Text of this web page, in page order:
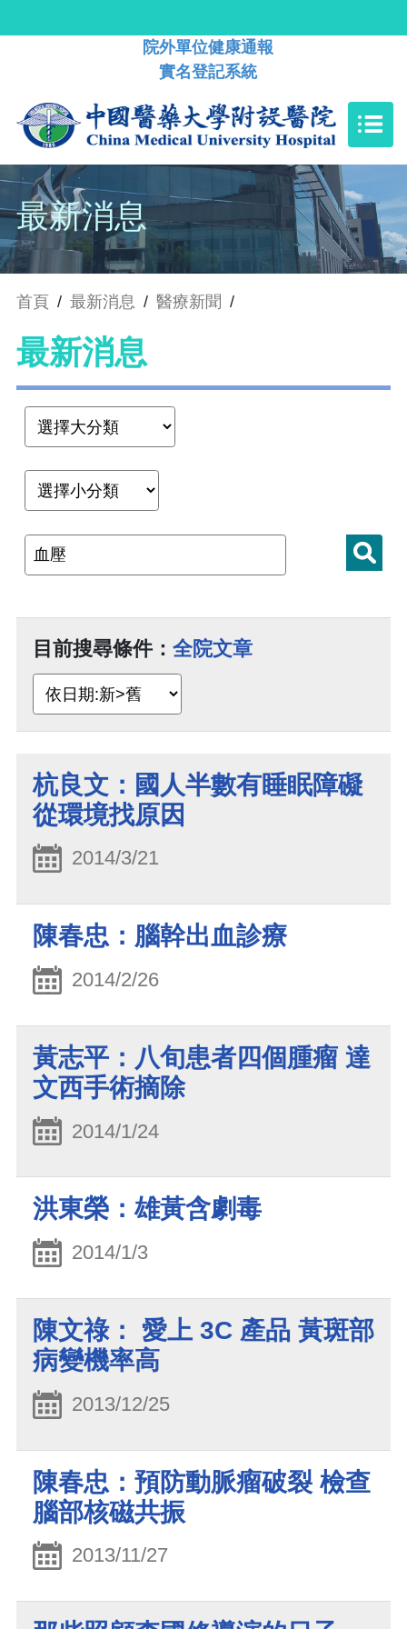
院外單位健康通報
實名登記系統
最新消息
首頁 / 最新消息 / 醫療新聞 /
最新消息
目前搜尋條件： 全院文章
杭良文：國人半數有睡眠障礙
從環境找原因
2014/3/21
陳春忠：腦幹出血診療
2014/2/26
黃志平：八旬患者四個腫瘤 達
文西手術摘除
2014/1/24
洪東榮：雄黃含劇毒
2014/1/3
陳文祿： 愛上 3C 產品 黃斑部
病變機率高
2013/12/25
陳春忠：預防動脈瘤破裂 檢查
腦部核磁共振
2013/11/27